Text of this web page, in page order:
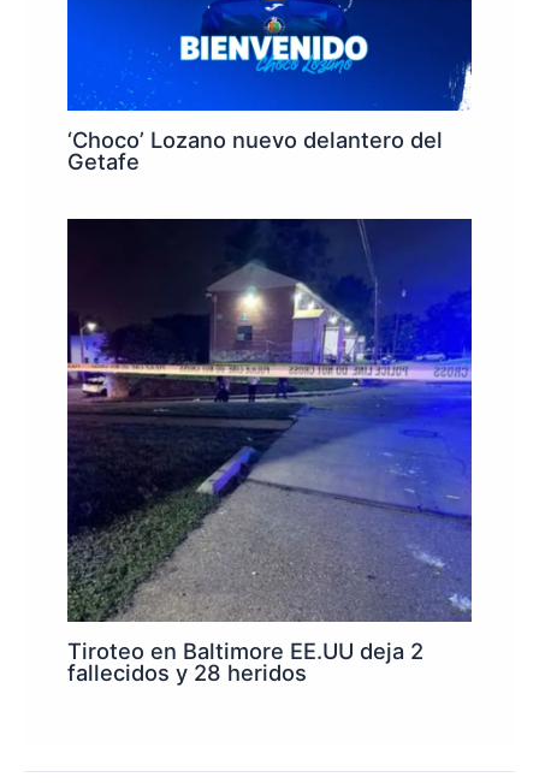
‘Choco’ Lozano nuevo delantero del
Getafe
Tiroteo en Baltimore EE.UU deja 2
fallecidos y 28 heridos